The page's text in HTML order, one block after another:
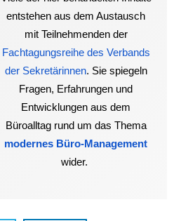
entstehen aus dem Austausch
mit Teilnehmenden der
Fachtagungsreihe des Verbands
der Sekretärinnen. Sie spiegeln
Fragen, Erfahrungen und
Entwicklungen aus dem
Büroalltag rund um das Thema
modernes Büro-Management
wider.